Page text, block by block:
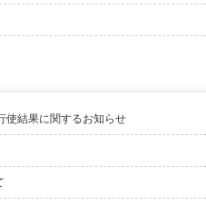
使結果に関するお知らせ